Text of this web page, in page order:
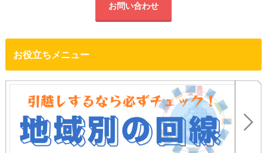
お問い合わせ
お役立ちメニュー